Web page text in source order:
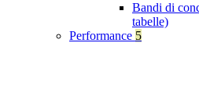
Bandi di
tabelle)
Performance 5